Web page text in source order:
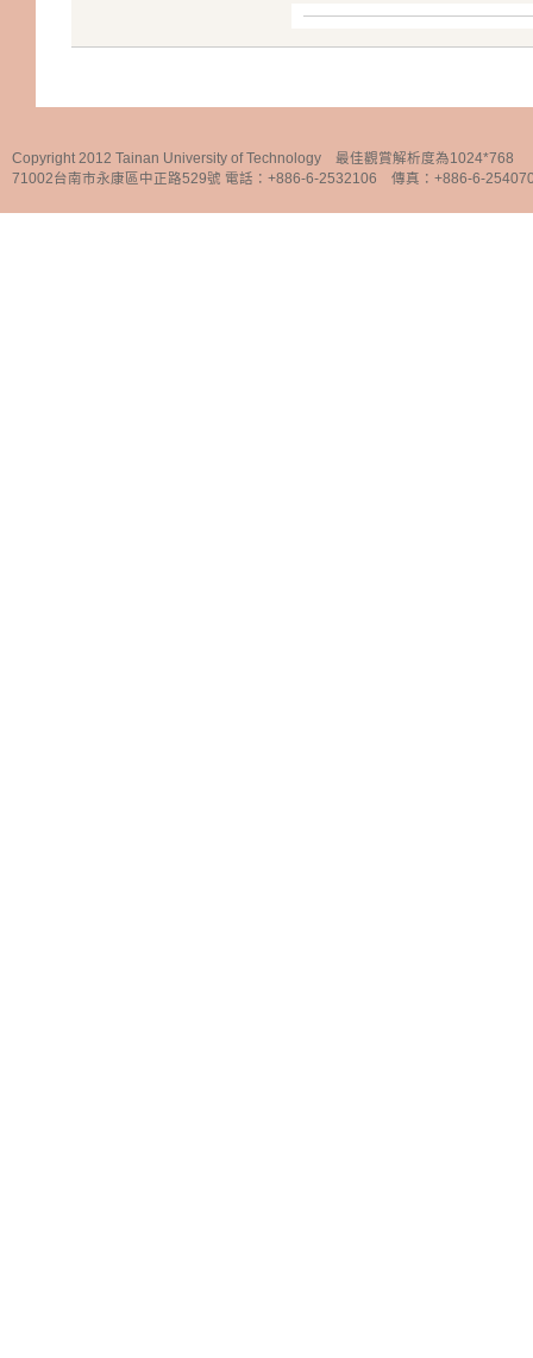
Copyright 2012 Tainan University of Technology 最佳觀賞解析度為1024*768
71002台南市永康區中正路529號 電話：+886-6-2532106 傳真：+886-6-